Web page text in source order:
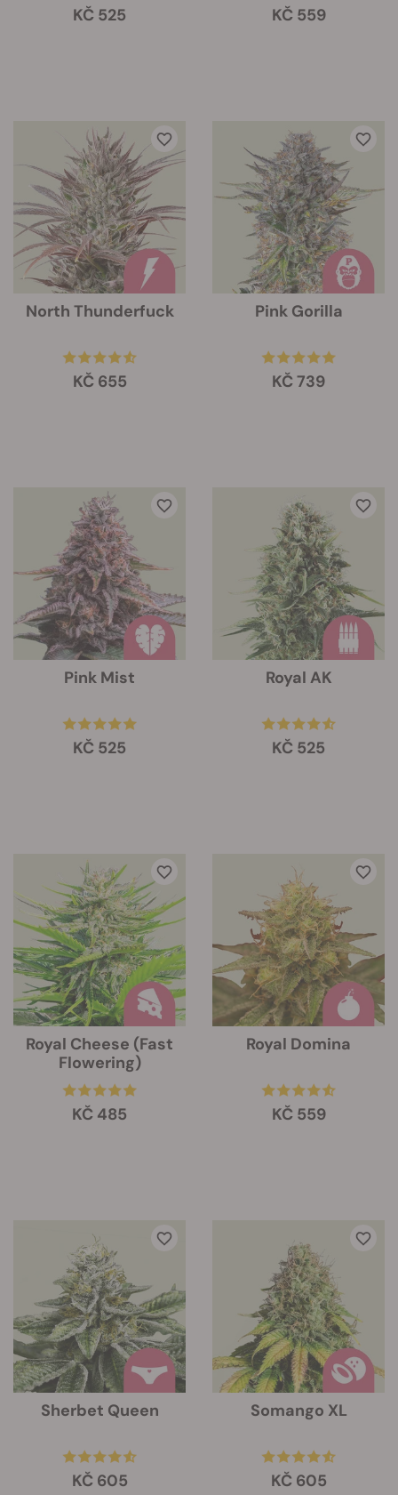
KČ 525 KČ 559
North Thunderfuck
KČ 655
Pink Gorilla
KČ 739
Pink Mist
KČ 525
Royal AK
KČ 525
Royal Cheese (Fast
Flowering)
KČ 485
Royal Domina
KČ 559
Sherbet Queen
KČ 605
Somango XL
KČ 605